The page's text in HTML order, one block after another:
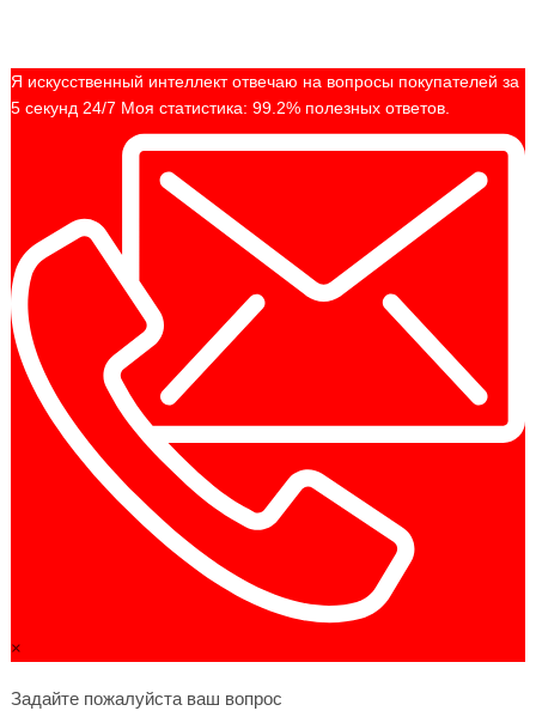
Я искусственный интеллект отвечаю на вопросы покупателей за
5 секунд 24/7 Моя статистика: 99.2% полезных ответов.
×
Задайте пожалуйста ваш вопрос